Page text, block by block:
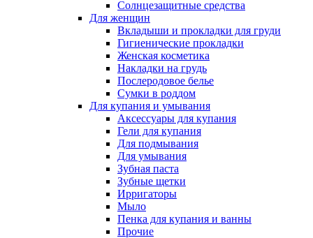
Солнцезащитные средства
Для женщин
Вкладыши и прокладки для груди
Гигиенические прокладки
Женская косметика
Накладки на грудь
Послеродовое белье
Сумки в роддом
Для купания и умывания
Аксессуары для купания
Гели для купания
Для подмывания
Для умывания
Зубная паста
Зубные щетки
Ирригаторы
Мыло
Пенка для купания и ванны
Прочие